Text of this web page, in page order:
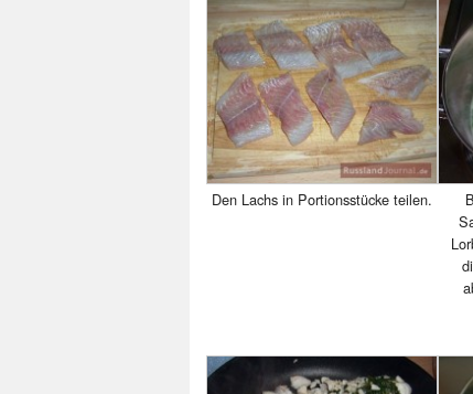
Den Lachs in Portionsstücke teilen.